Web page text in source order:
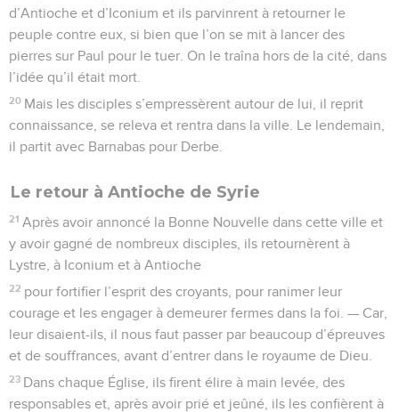
d’Antioche et d’Iconium et ils parvinrent à retourner le
peuple contre eux, si bien que l’on se mit à lancer des
pierres sur Paul pour le tuer. On le traîna hors de la cité, dans
l’idée qu’il était mort.
20 Mais les disciples s’empressèrent autour de lui, il reprit
connaissance, se releva et rentra dans la ville. Le lendemain,
il partit avec Barnabas pour Derbe.
Le retour à Antioche de Syrie
21 Après avoir annoncé la Bonne Nouvelle dans cette ville et
y avoir gagné de nombreux disciples, ils retournèrent à
Lystre, à Iconium et à Antioche
22 pour fortifier l’esprit des croyants, pour ranimer leur
courage et les engager à demeurer fermes dans la foi. — Car,
leur disaient-ils, il nous faut passer par beaucoup d’épreuves
et de souffrances, avant d’entrer dans le royaume de Dieu.
23 Dans chaque Église, ils firent élire à main levée, des
responsables et, après avoir prié et jeûné, ils les confièrent à